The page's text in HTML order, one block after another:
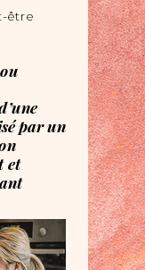
être
ou
par un
et